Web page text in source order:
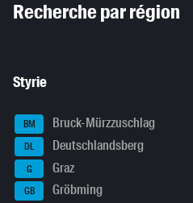
Recherche par région
Styrie
BM Bruck-Mürzzuschlag
DL Deutschlandsberg
G Graz
GB Gröbming